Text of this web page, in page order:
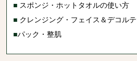
■ スポンジ・ホットタオルの使い方
■ クレンジング・フェイス＆デコル
■パック・整肌